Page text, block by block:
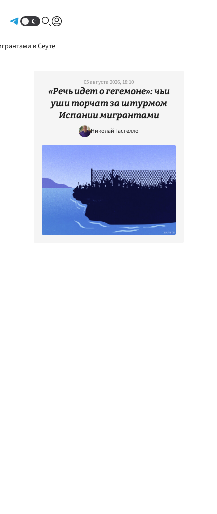
в Сеуте
05 августа 2026, 18:10
«Речь идет о гегемоне»: чьи
уши торчат за штурмом
Испании мигрантами
Николай Гастелло